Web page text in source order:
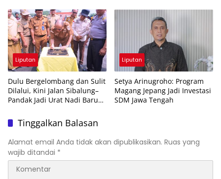
Liputan
Dulu Bergelombang dan Sulit
Dilalui, Kini Jalan Sibalung–
Pandak Jadi Urat Nadi Baru
Liputan
Setya Arinugroho: Program
Magang Jepang Jadi Investasi
SDM Jawa Tengah
Tinggalkan Balasan
Alamat email Anda tidak akan dipublikasikan. Ruas yang
wajib ditandai *